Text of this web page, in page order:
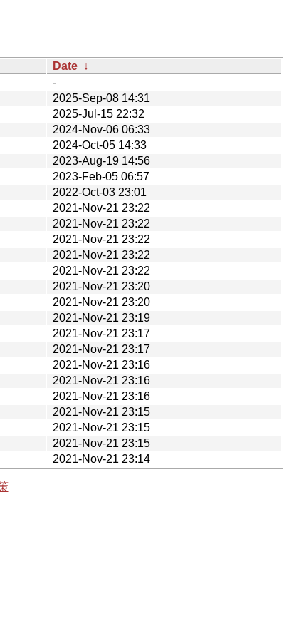
Date ↓
-
2025-Sep-08 14:31
2025-Jul-15 22:32
2024-Nov-06 06:33
2024-Oct-05 14:33
2023-Aug-19 14:56
2023-Feb-05 06:57
2022-Oct-03 23:01
2021-Nov-21 23:22
2021-Nov-21 23:22
2021-Nov-21 23:22
2021-Nov-21 23:22
2021-Nov-21 23:22
2021-Nov-21 23:20
2021-Nov-21 23:20
2021-Nov-21 23:19
2021-Nov-21 23:17
2021-Nov-21 23:17
2021-Nov-21 23:16
2021-Nov-21 23:16
2021-Nov-21 23:16
2021-Nov-21 23:15
2021-Nov-21 23:15
2021-Nov-21 23:15
2021-Nov-21 23:14